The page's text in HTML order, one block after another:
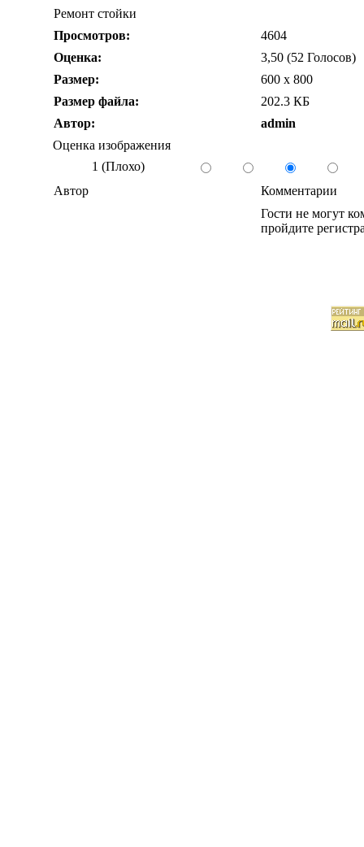
Ремонт стойки
Просмотров:
4604
Оценка:
3,50 (52 Голосов)
Размер:
600 x 800
Размер файла:
202.3 КБ
Автор:
admin
Оценка изображения
1 (Плохо)
Автор
Комментарии
Гости не могут
пройдите